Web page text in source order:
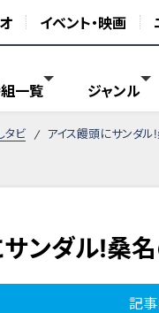
イベント・映画
一覧 ジャンル
タビ アイス饅頭にサンダ
サンダル!桑
記